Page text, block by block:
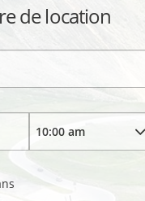
de location